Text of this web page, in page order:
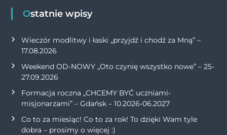
Ostatnie wpisy
Wieczór modlitwy i łaski „przyjdź i chodź za Mną” –
17.08.2026
Weekend OD-NOWY „Oto czynię wszystko nowe” – 25-
27.09.2026
Formacja roczna „CHCEMY BYĆ uczniami-
misjonarzami” – Gdańsk – 10.2026-06.2027
Co to za miesiąc! Co to za rok! To dzięki Wam tyle
dobra – prosimy o więcej :)